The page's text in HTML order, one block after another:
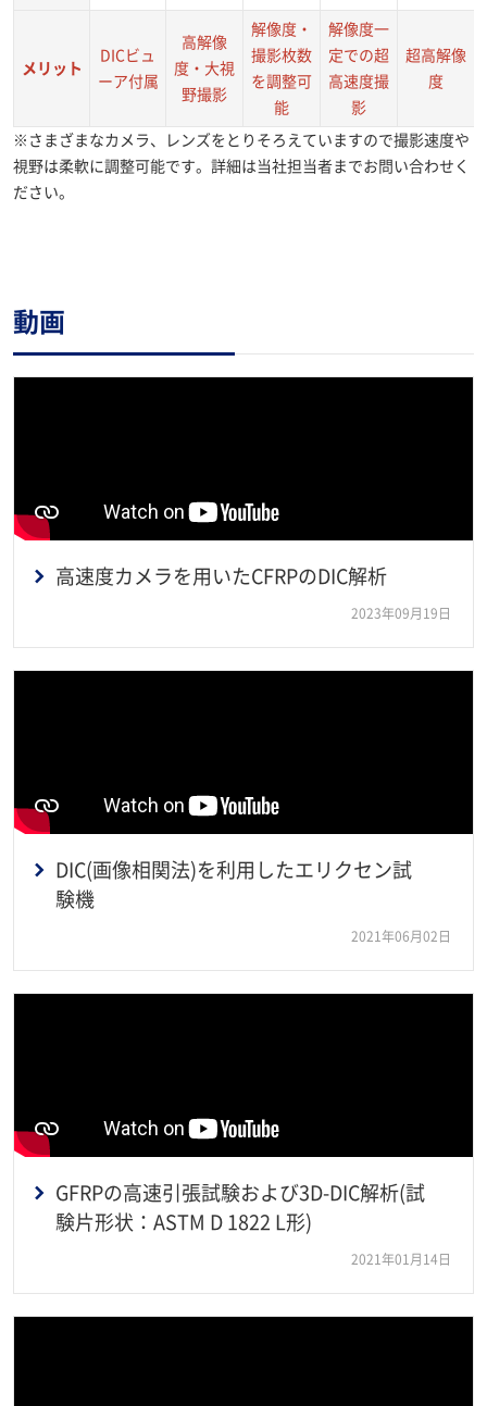
メリット
DICビュ
ーア付属
高解像
度・大視
野撮影
解像度・
撮影枚数
を調整可
能
解像度一
定での超
高速度撮
影
超高解像
度
※さまざまなカメラ、レンズをとりそろえていますので撮影速度や
視野は柔軟に調整可能です。詳細は当社担当者までお問い合わせく
ださい。
動画
高速度カメラを用いたCFRPのDIC解析
2023年09月19日
DIC(画像相関法)を利用したエリクセン試
験機
2021年06月02日
GFRPの高速引張試験および3D-DIC解析(試
験片形状：ASTM D 1822 L形)
2021年01月14日